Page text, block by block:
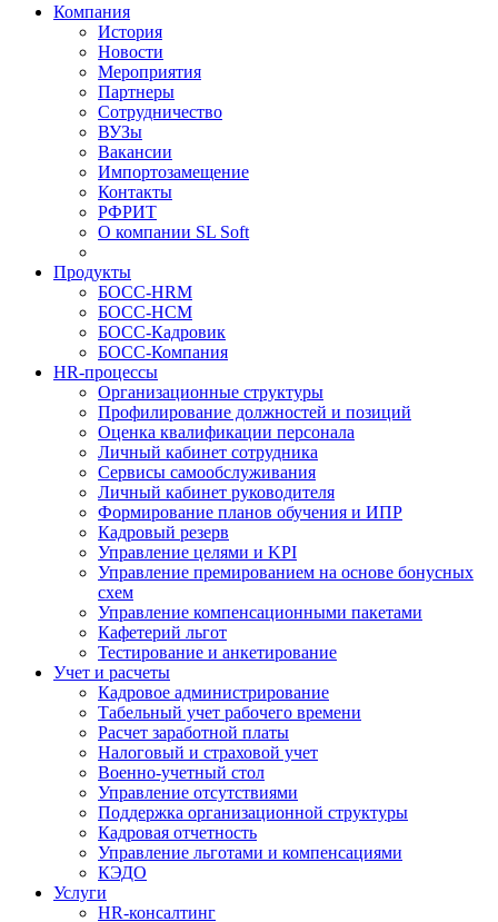
Компания
История
Новости
Мероприятия
Партнеры
Сотрудничество
ВУЗы
Вакансии
Импортозамещение
Контакты
РФРИТ
О компании SL Soft
Продукты
БОСС-HRM
БОСС-HCM
БОСС-Кадровик
БОСС-Компания
HR-процессы
Организационные структуры
Профилирование должностей и позиций
Оценка квалификации персонала
Личный кабинет сотрудника
Сервисы самообслуживания
Личный кабинет руководителя
Формирование планов обучения и ИПР
Кадровый резерв
Управление целями и KPI
Управление премированием на основе бонусных
схем
Управление компенсационными пакетами
Кафетерий льгот
Тестирование и анкетирование
Учет и расчеты
Кадровое администрирование
Табельный учет рабочего времени
Расчет заработной платы
Налоговый и страховой учет
Военно-учетный стол
Управление отсутствиями
Поддержка организационной структуры
Кадровая отчетность
Управление льготами и компенсациями
КЭДО
Услуги
HR-консалтинг